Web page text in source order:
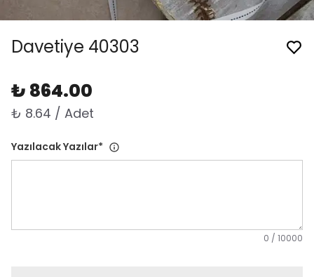
Davetiye 40303
₺ 864.00
₺ 8.64 / Adet
Yazılacak Yazılar*
0 / 10000